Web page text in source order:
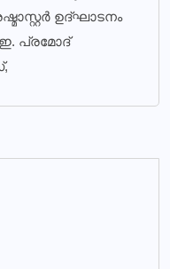
ഉദ്ഘാടനം
പ്രമോദ്